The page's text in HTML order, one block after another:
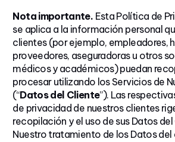
Nota importante. Esta Política de
se aplica a la información personal
clientes (por ejemplo, empleadores,
proveedores, aseguradoras u otros
médicos y académicos) puedan
procesar utilizando los Servicios de
(“Datos del Cliente”). Las
de privacidad de nuestros clientes
recopilación y el uso de sus Datos del
Nuestro tratamiento de los Datos del